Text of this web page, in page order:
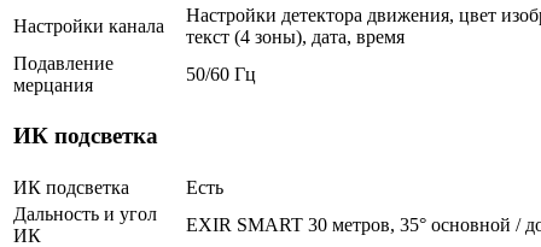
Настройки канала
Настройки детектора движения, цвет
текст (4 зоны), дата, время
Подавление
мерцания
50/60 Гц
ИК подсветка
ИК подсветка
Есть
Дальность и угол
ИК
EXIR SMART 30 метров, 35° основной /